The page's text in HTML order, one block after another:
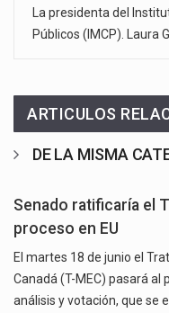
La presidenta del
Públicos (IMCP). Laura
ARTICULOS
DE LA MISMA
Senado ratificaría el
proceso en EU
El martes 18 de junio el
Canadá (T-MEC) pasará al
análisis y votación, que se